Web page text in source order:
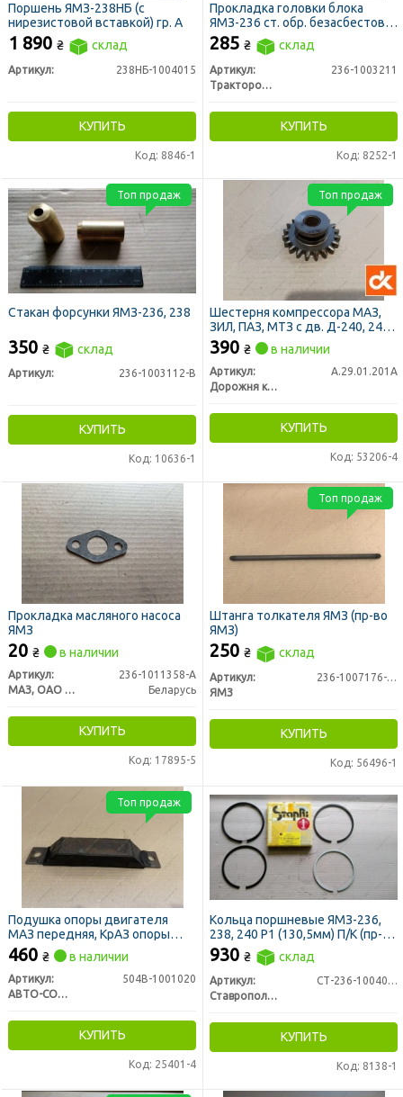
Поршень ЯМЗ-238НБ (с
нирезистовой вставкой) гр. А
1 890 ₴ склад
Артикул: 238НБ-1004015
КУПИТЬ
Код: 8846-1
Прокладка головки блока
ЯМЗ-236 ст. обр. безасбестовая
(пр-во ЛЗТД)
285 ₴ склад
Артикул:
236-1003211
Трактородеталь г. Лозовая
КУПИТЬ
Код: 8252-1
Стакан форсунки ЯМЗ-236, 238
350 ₴ склад
Артикул: 236-1003112-В
КУПИТЬ
Код: 10636-1
Топ продаж
Шестерня компрессора МАЗ,
ЗИЛ, ПАЗ, МТЗ с дв. Д-240, 243,
245, 260 (ДК)
390 ₴ в наличии
Артикул:
А.29.01.201А
Дорожня карта
КУПИТЬ
Код: 53206-4
Топ продаж
Прокладка масляного насоса
ЯМЗ
20 ₴ в наличии
Артикул:
236-1011358-А
МАЗ, ОАО «Минский автомобильный завод»
Беларусь
КУПИТЬ
Код: 17895-5
Штанга толкателя ЯМЗ (пр-во
ЯМЗ)
250 ₴ склад
Артикул:
ЯМЗ
КУПИТЬ
Код: 56496-1
Топ продаж
Подушка опоры двигателя
МАЗ передняя, КрАЗ опоры
задней, Т150 КПП верхняя
460 ₴ в наличии
Артикул:
504В-1001020
АВТО-СОЮЗ 88
КУПИТЬ
Код: 25401-4
Топ продаж
Кольца поршневые ЯМЗ-236,
238, 240 Р1 (130,5мм) П/К (пр-во
СТАПРИ)
930 ₴ склад
Артикул:
СТ-236-1004002-А3Р
Ставропольский Завод Поршневых Колец
КУПИТЬ
Код: 8138-1